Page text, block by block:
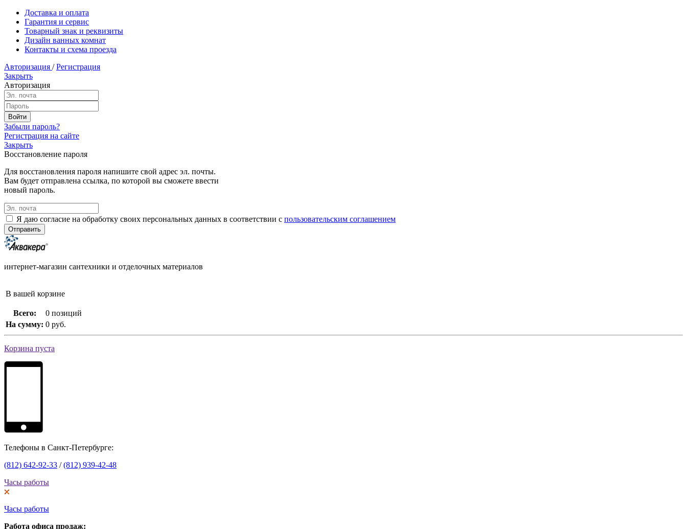
Доставка и оплата
Гарантия и сервис
Товарный знак и реквизиты
Дизайн ванных комнат
Контакты и схема проезда
Авторизация / Регистрация
Закрыть
Авторизация
Забыли пароль?
Регистрация на сайте
Закрыть
Восстановление пароля
Для восстановления пароля напишите свой адрес эл. почты.
Вам будет отправлена ссылка, по которой вы сможете ввести
новый пароль.
Я даю согласие на обработку своих персональных данных в соответствии с пользовательским соглашением
интернет-магазин сантехники и отделочных материалов
В вашей корзине
Всего:
0 позиций
На сумму: 0 руб.
Корзина пуста
Телефоны в Санкт-Петербурге:
(812) 642-92-33 /(812) 939-42-48
Часы работы
Часы работы
Работа офиса продаж: